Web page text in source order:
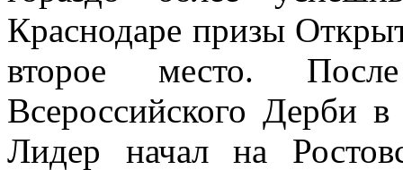
Краснодаре призы
второе место.
Всероссийского Дерби
Лидер начал на